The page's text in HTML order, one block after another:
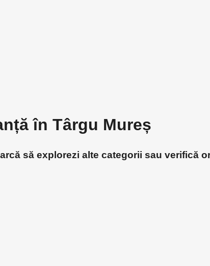
în Târgu Mureș
să explorezi alte categorii sau verifică